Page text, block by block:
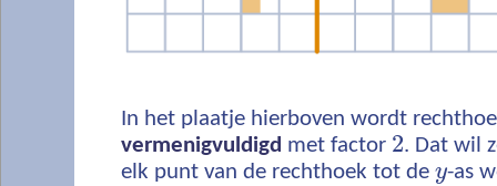
In het plaatje hierboven wordt
vermenigvuldigd met factor 2. Dat wil
elk punt van de rechthoek tot de y-as